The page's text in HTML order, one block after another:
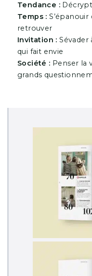
Tendance :
Temps :
retrouver
Invitation : Sévader
qui fait envie
Société : Penser la
grands